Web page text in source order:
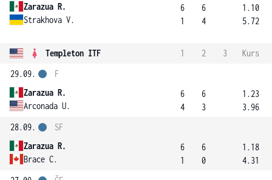
Zarazua R.
Strakhova V.
6
1
6
4
1.10
5.72
Templeton ITF 1 2 3
Kurs
29.09.
Zarazua R.
Arconada U.
F
6
4
6
3
1.23
3.96
28.09.
Zarazua R.
Brace C.
SF
6
1
6
0
1.18
4.31